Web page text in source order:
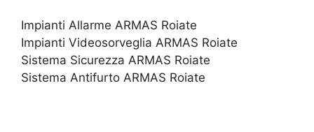
Impianti Allarme ARMAS Roiate
Impianti Videosorveglia ARMAS Roiate
Sistema Sicurezza ARMAS Roiate
Sistema Antifurto ARMAS Roiate